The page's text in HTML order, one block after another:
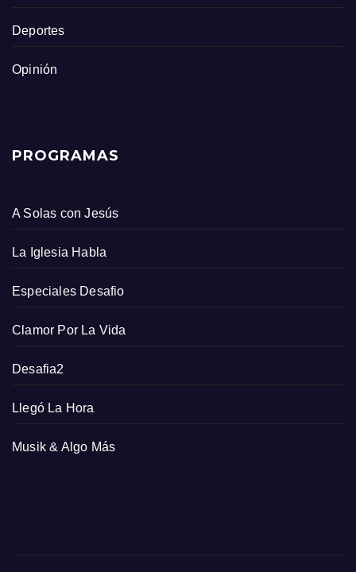
Deportes
Opinión
PROGRAMAS
A Solas con Jesús
La Iglesia Habla
Especiales Desafio
Clamor Por La Vida
Desafia2
Llegó La Hora
Musik & Algo Más